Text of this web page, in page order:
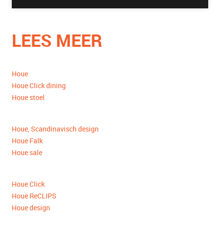
LEES MEER
Houe
Houe Click dining
Houe stoel
Houe, Scandinavisch design
Houe Falk
Houe sale
Houe Click
Houe ReCLIPS
Houe design